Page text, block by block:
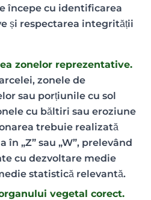
începe cu identificarea
și respectarea integrității
zonelor reprezentative.
zonele de
sau porțiunile cu sol
cu băltiri sau eroziune
trebuie realizată
„Z” sau „W”, prelevând
cu dezvoltare medie
statistică relevantă.
vegetal corect.